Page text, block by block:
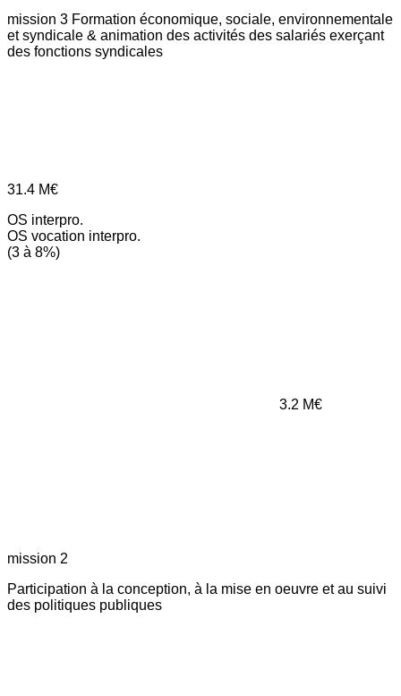
mission 3 Formation économique, sociale, environnementale
et syndicale & animation des activités des salariés exerçant
des fonctions syndicales
31.4 M€
OS interpro.
OS vocation interpro.
(3 à 8%)
3.2 M€
mission 2
Participation à la conception, à la mise en oeuvre et au suivi
des politiques publiques